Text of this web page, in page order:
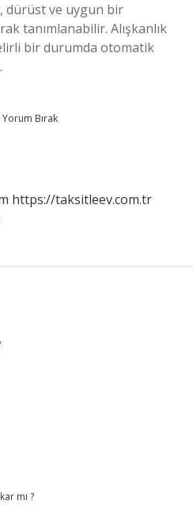
dürüst ve uygun bir
tanımlanabilir. Alışkanlık
bir durumda otomatik
Yorum Bırak
https://taksitleev.com.tr
mı ?